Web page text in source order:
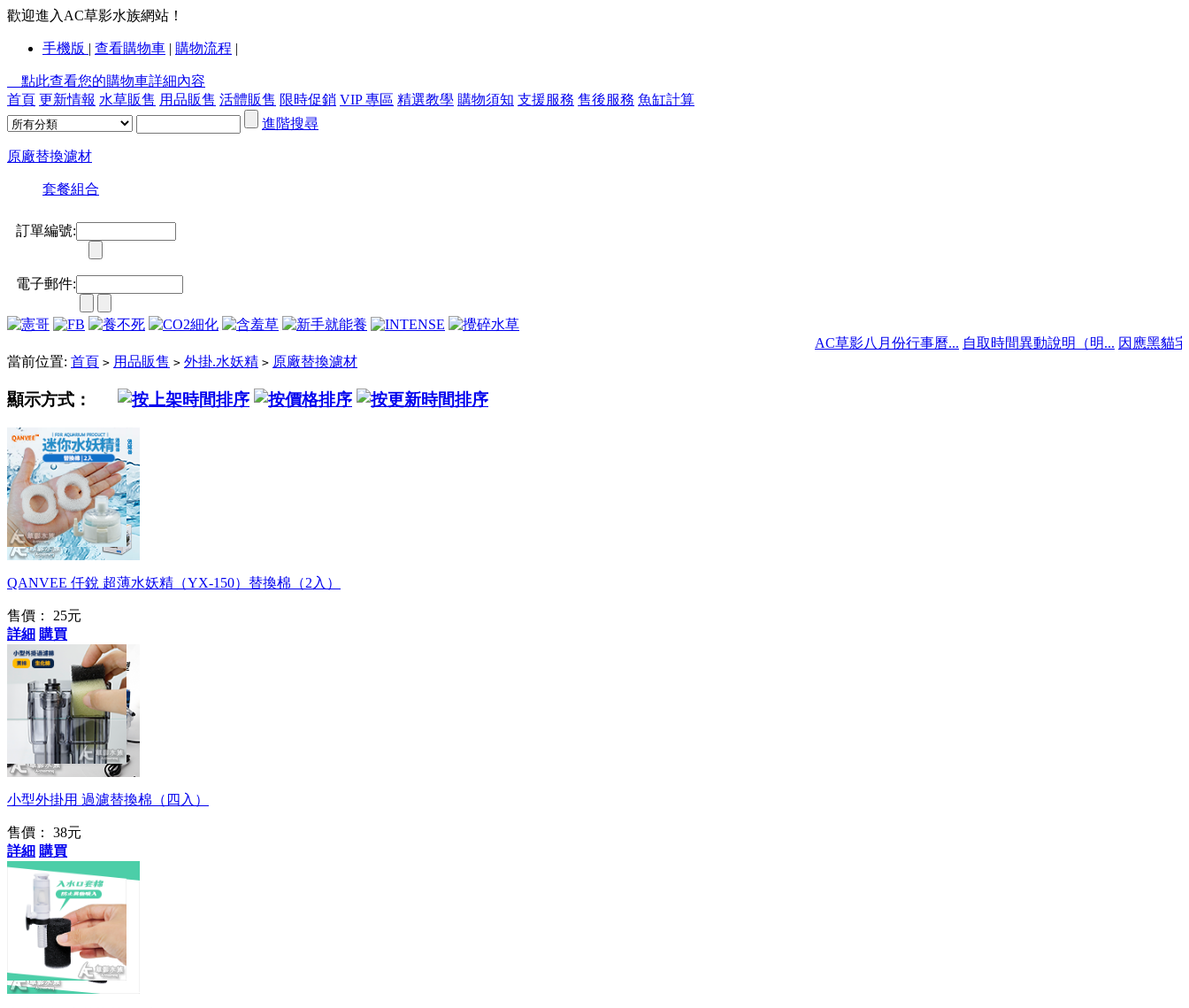
歡迎進入AC草影水族網站！
手機版 | 查看購物車 | 購物流程 |
點此查看您的購物車詳細內容
首頁 更新情報 水草販售 用品販售 活體販售 限時促銷 VIP 專區 精選教學 購物須知 支援服務 售後服務 魚缸計算
進階搜尋
原廠替換濾材
套餐組合
訂單編號:
電子郵件:
AC草影八月份行事曆... 自取時間異動說明（明... 因應黑貓宅配政策
當前位置: 首頁 > 用品販售 > 外掛.水妖精 > 原廠替換濾材
顯示方式：
簡單好用
QANVEE 仟銳 超薄水妖精（YX-150）替換棉（2入）
售價：
25元
詳細 購買
是用多種小型外掛機
小型外掛用 過濾替換棉（四入）
售價：
38元
詳細 購買